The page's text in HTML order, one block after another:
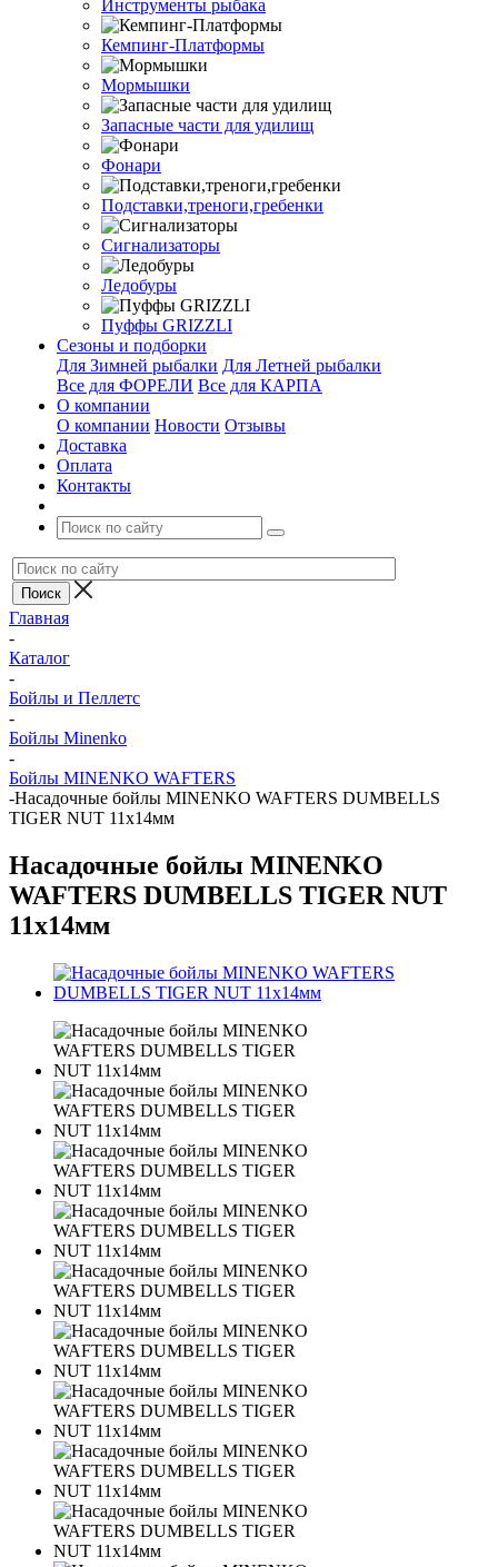
Инструменты рыбака
Кемпинг-Платформы
Мормышки
Запасные части для удилищ
Фонари
Подставки,треноги,гребенки
Сигнализаторы
Ледобуры
Пуффы GRIZZLI
Сезоны и подборки
Для Зимней рыбалки Для Летней рыбалки
Все для ФОРЕЛИ Все для КАРПА
О компании
О компании Новости Отзывы
Доставка
Оплата
Контакты
Главная
-
Каталог
-
Бойлы и Пеллетс
-
Бойлы Minenko
-
Бойлы MINENKO WAFTERS
-Насадочные бойлы MINENKO WAFTERS DUMBELLS
TIGER NUT 11x14мм
Насадочные бойлы MINENKO
WAFTERS DUMBELLS TIGER NUT
11x14мм